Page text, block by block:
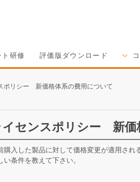
ト研修 評価版ダウンロード
ポリシー 新価格体系の費用について
イセンスポリシー 新価
購入した製品に対して価格変更が適用され
い条件を教えて下さい。